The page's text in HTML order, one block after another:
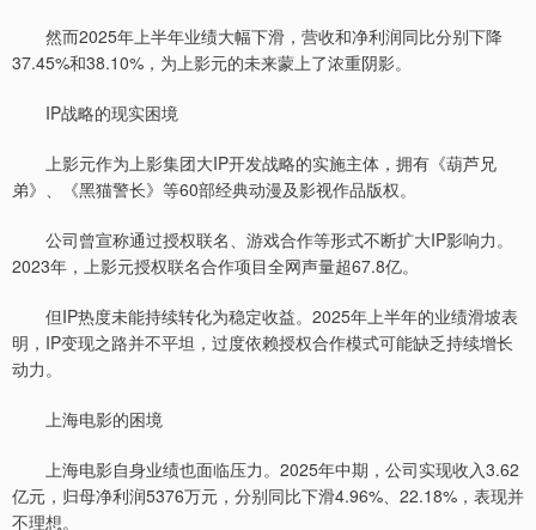
然而2025年上半年业绩大幅下滑，营收和净利润同比分别下降
37.45%和38.10%，为上影元的未来蒙上了浓重阴影。
IP战略的现实困境
上影元作为上影集团大IP开发战略的实施主体，拥有《葫芦兄
弟》、《黑猫警长》等60部经典动漫及影视作品版权。
公司曾宣称通过授权联名、游戏合作等形式不断扩大IP影响力。
2023年，上影元授权联名合作项目全网声量超67.8亿。
但IP热度未能持续转化为稳定收益。2025年上半年的业绩滑坡表
明，IP变现之路并不平坦，过度依赖授权合作模式可能缺乏持续增长
动力。
上海电影的困境
上海电影自身业绩也面临压力。2025年中期，公司实现收入3.62
亿元，归母净利润5376万元，分别同比下滑4.96%、22.18%，表现并
不理想。